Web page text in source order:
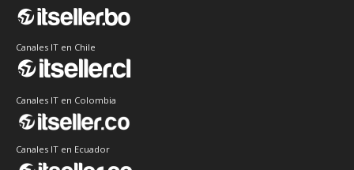
Canales IT en Chile
Canales IT en Colombia
Canales IT en Ecuador